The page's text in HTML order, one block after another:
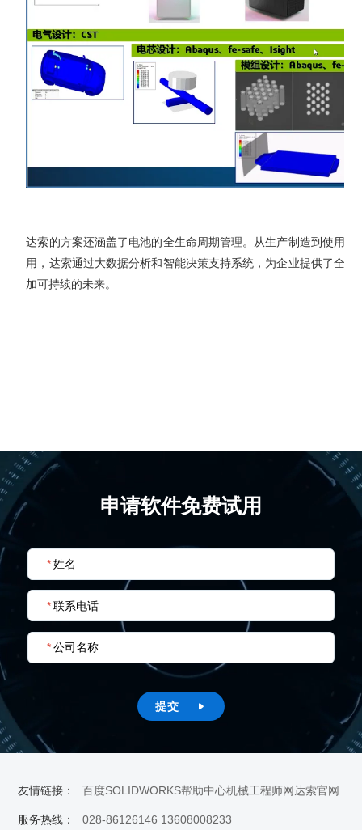
达索的方案还涵盖了电池的全生命周期管理。从生产制造到使用
用，达索通过大数据分析和智能决策支持系统，为企业提供了全
加可持续的未来。
申请软件免费试用
* 姓名
* 联系电话
* 公司名称
提交 
友情链接： 百度SOLIDWORKS帮助中心机械工程师网达索官网
服务热线：
028-86126146 13608008233